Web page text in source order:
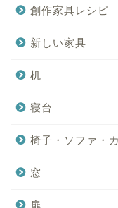
創作家具レシピ
新しい家具
机
寝台
椅子・ソファ・
窓
扉